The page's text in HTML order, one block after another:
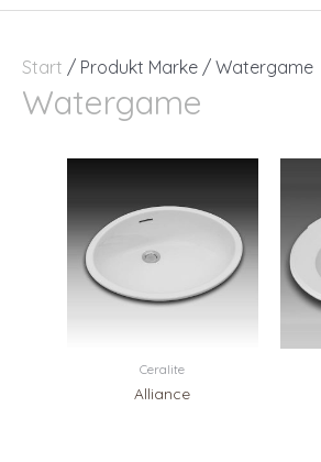
Start / Produkt Marke / Watergame
Watergame
Ceralite
Alliance